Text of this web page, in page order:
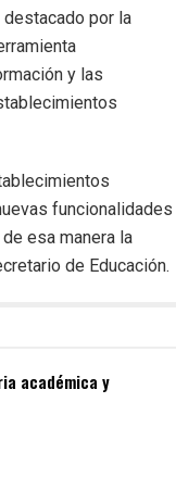
por la
y las
funcionalidades
esa manera la
de Educación.
académica y